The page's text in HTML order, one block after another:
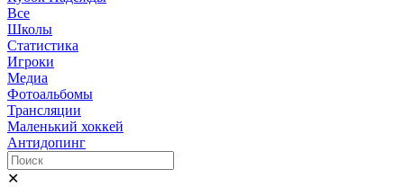
Все
Школы
Статистика
Игроки
Медиа
Фотоальбомы
Трансляции
Маленький хоккей
Антидопинг
✕